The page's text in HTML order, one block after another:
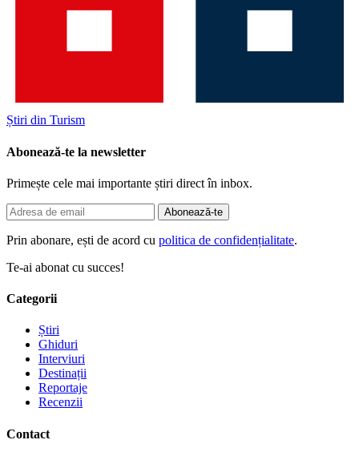
Știri din Turism
Abonează-te la newsletter
Primește cele mai importante știri direct în inbox.
Abonează-te
Prin abonare, ești de acord cu politica de confidențialitate.
Te-ai abonat cu succes!
Categorii
Știri
Ghiduri
Interviuri
Destinații
Reportaje
Recenzii
Contact